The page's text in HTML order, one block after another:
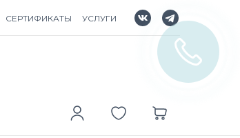
СЕРТИФИКАТЫ УСЛУГИ